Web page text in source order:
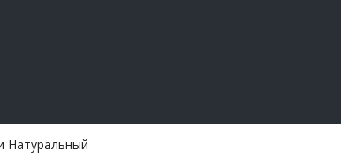
Натуральный